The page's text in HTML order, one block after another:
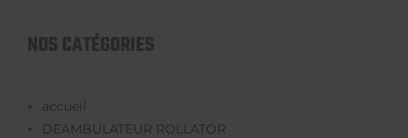
NOS CATÉGORIES
accueil
DEAMBULATEUR ROLLATOR